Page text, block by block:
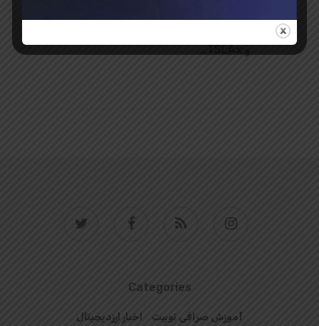
Toobit با افتخار اعلام می‌کند که دو
و TSLAx…
facebook instagram
Categories
آموزش صرافی توبیت اخبار ارزدیجیتال